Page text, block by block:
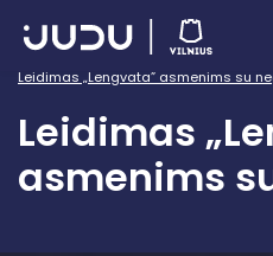
Vairuotojams
Leidimas „Lengvata” asmenims su
Leidimas
asmenims